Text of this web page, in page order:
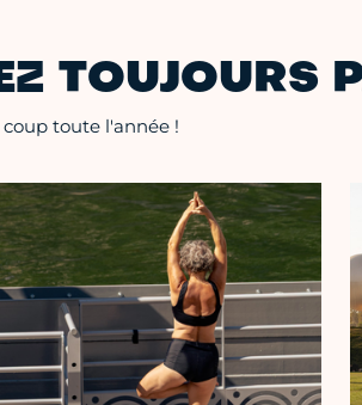
TOUJOURS
toute l'année !